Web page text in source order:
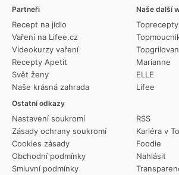
Partneři
Recept na jídlo
Vaření na Lifee.cz
Videokurzy vaření
Recepty Apetit
Svět ženy
Naše krásná zahrada
Ostatní odkazy
Nastavení soukromí
Zásady ochrany soukromí
Cookies zásady
Obchodní podmínky
Smluvní podmínky
RSS
Kariéra v
Foodie
Nahlásit
Naše další
Marianne
ELLE
Lifee